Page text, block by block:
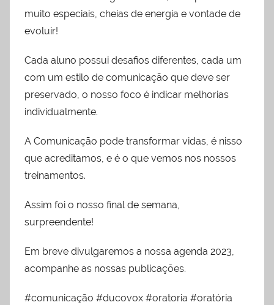
muito especiais, cheias de energia e vontade de
evoluir!
Cada aluno possui desafios diferentes, cada um
com um estilo de comunicação que deve ser
preservado, o nosso foco é indicar melhorias
individualmente.
A Comunicação pode transformar vidas, é nisso
que acreditamos, e é o que vemos nos nossos
treinamentos.
Assim foi o nosso final de semana,
surpreendente!
Em breve divulgaremos a nossa agenda 2023,
acompanhe as nossas publicações.
#comunicação #ducovox #oratoria #oratória